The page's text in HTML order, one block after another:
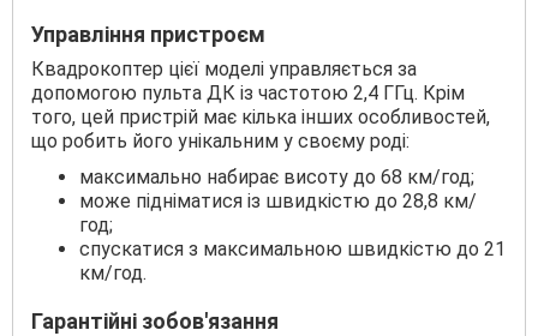
Управління пристроєм
Квадрокоптер цієї моделі управляється за
допомогою пульта ДК із частотою 2,4 ГГц. Крім
того, цей пристрій має кілька інших особливостей,
що робить його унікальним у своєму роді:
максимально набирає висоту до 68 км/год;
може підніматися із швидкістю до 28,8 км/
год;
спускатися з максимальною швидкістю до 21
км/год.
Гарантійні зобов'язання